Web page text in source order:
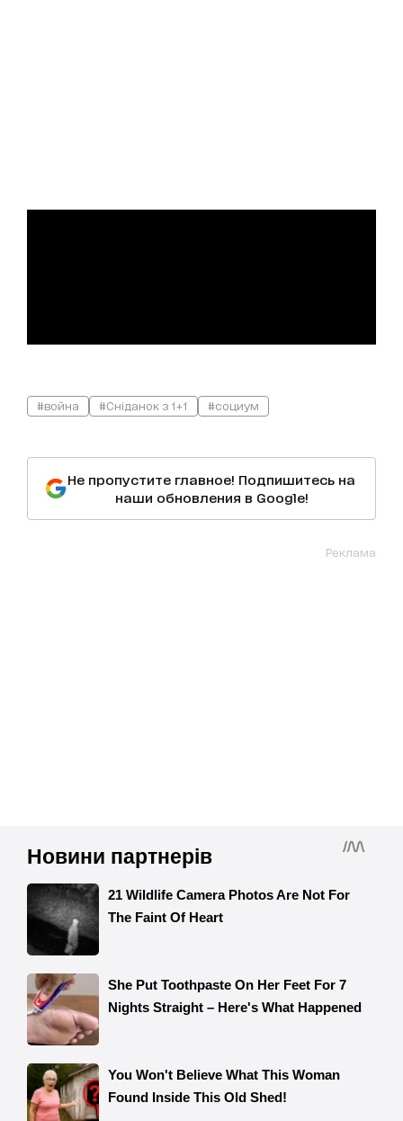
#война #Сніданок з 1+1 #социум
Не пропустите главное! Подпишитесь на
наши обновления в Google!
Реклама